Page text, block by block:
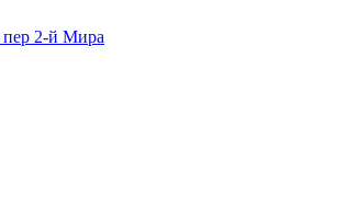
пер 2-й Мира